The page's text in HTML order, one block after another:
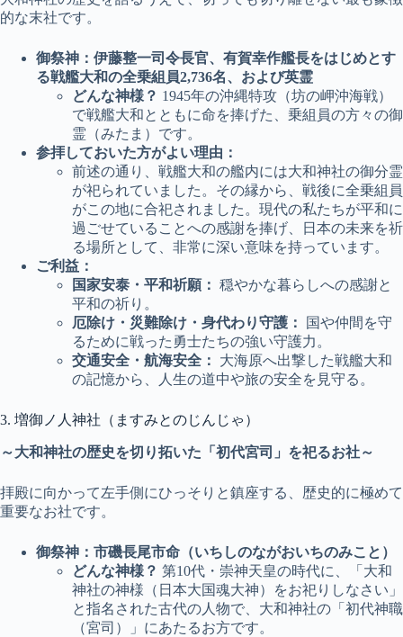
的な末社です。
御祭神：伊藤整一司令長官、有賀幸作艦長をはじめとす
る戦艦大和の全乗組員2,736名、および英霊
どんな神様？ 1945年の沖縄特攻（坊の岬沖海戦）
で戦艦大和とともに命を捧げた、乗組員の方々の御
霊（みたま）です。
参拝しておいた方がよい理由：
前述の通り、戦艦大和の艦内には大和神社の御分霊
が祀られていました。その縁から、戦後に全乗組員
がこの地に合祀されました。現代の私たちが平和に
過ごせていることへの感謝を捧げ、日本の未来を祈
る場所として、非常に深い意味を持っています。
ご利益：
国家安泰・平和祈願： 穏やかな暮らしへの感謝と
平和の祈り。
厄除け・災難除け・身代わり守護：
国や仲間を守
るために戦った勇士たちの強い守護力。
交通安全・航海安全：
大海原へ出撃した戦艦大和
の記憶から、人生の道中や旅の安全を見守る。
3. 増御ノ人神社（ますみとのじんじゃ）
～大和神社の歴史を切り拓いた「初代宮司」を祀るお社～
拝殿に向かって左手側にひっそりと鎮座する、歴史的に極めて
重要なお社です。
御祭神：市磯長尾市命（いちしのながおいちのみこと）
どんな神様？ 第10代・崇神天皇の時代に、「大和
神社の神様（日本大国魂大神）をお祀りしなさい」
と指名された古代の人物で、大和神社の「初代神職
（宮司）」にあたるお方です。